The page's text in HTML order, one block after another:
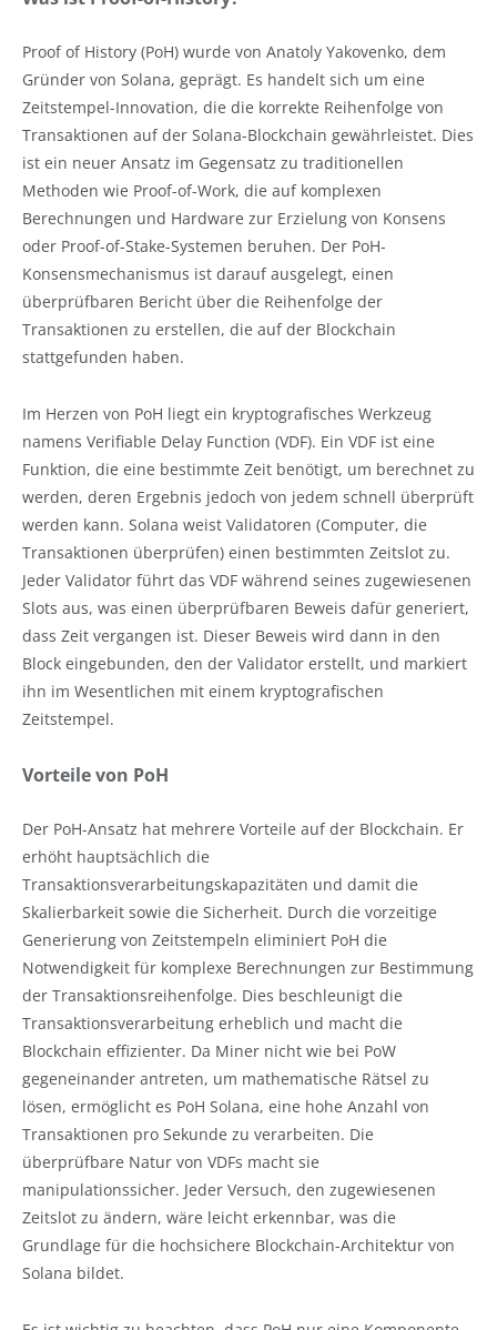
Proof of History (PoH) wurde von Anatoly Yakovenko, dem
Gründer von Solana, geprägt. Es handelt sich um eine
Zeitstempel-Innovation, die die korrekte Reihenfolge von
Transaktionen auf der Solana-Blockchain gewährleistet. Dies
ist ein neuer Ansatz im Gegensatz zu traditionellen
Methoden wie Proof-of-Work, die auf komplexen
Berechnungen und Hardware zur Erzielung von Konsens
oder Proof-of-Stake-Systemen beruhen. Der PoH-
Konsensmechanismus ist darauf ausgelegt, einen
überprüfbaren Bericht über die Reihenfolge der
Transaktionen zu erstellen, die auf der Blockchain
stattgefunden haben.
Im Herzen von PoH liegt ein kryptografisches Werkzeug
namens Verifiable Delay Function (VDF). Ein VDF ist eine
Funktion, die eine bestimmte Zeit benötigt, um berechnet zu
werden, deren Ergebnis jedoch von jedem schnell überprüft
werden kann. Solana weist Validatoren (Computer, die
Transaktionen überprüfen) einen bestimmten Zeitslot zu.
Jeder Validator führt das VDF während seines zugewiesenen
Slots aus, was einen überprüfbaren Beweis dafür generiert,
dass Zeit vergangen ist. Dieser Beweis wird dann in den
Block eingebunden, den der Validator erstellt, und markiert
ihn im Wesentlichen mit einem kryptografischen
Zeitstempel.
Vorteile von PoH
Der PoH-Ansatz hat mehrere Vorteile auf der Blockchain. Er
erhöht hauptsächlich die
Transaktionsverarbeitungskapazitäten und damit die
Skalierbarkeit sowie die Sicherheit. Durch die vorzeitige
Generierung von Zeitstempeln eliminiert PoH die
Notwendigkeit für komplexe Berechnungen zur Bestimmung
der Transaktionsreihenfolge. Dies beschleunigt die
Transaktionsverarbeitung erheblich und macht die
Blockchain effizienter. Da Miner nicht wie bei PoW
gegeneinander antreten, um mathematische Rätsel zu
lösen, ermöglicht es PoH Solana, eine hohe Anzahl von
Transaktionen pro Sekunde zu verarbeiten. Die
überprüfbare Natur von VDFs macht sie
manipulationssicher. Jeder Versuch, den zugewiesenen
Zeitslot zu ändern, wäre leicht erkennbar, was die
Grundlage für die hochsichere Blockchain-Architektur von
Solana bildet.